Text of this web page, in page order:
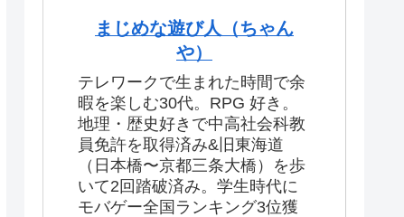
まじめな遊び人（ちゃん
や）
テレワークで生まれた時間で余
暇を楽しむ30代。RPG 好き。
地理・歴史好きで中高社会科教
員免許を取得済み&旧東海道
（日本橋〜京都三条大橋）を歩
いて2回踏破済み。学生時代に
モバゲー全国ランキング3位獲